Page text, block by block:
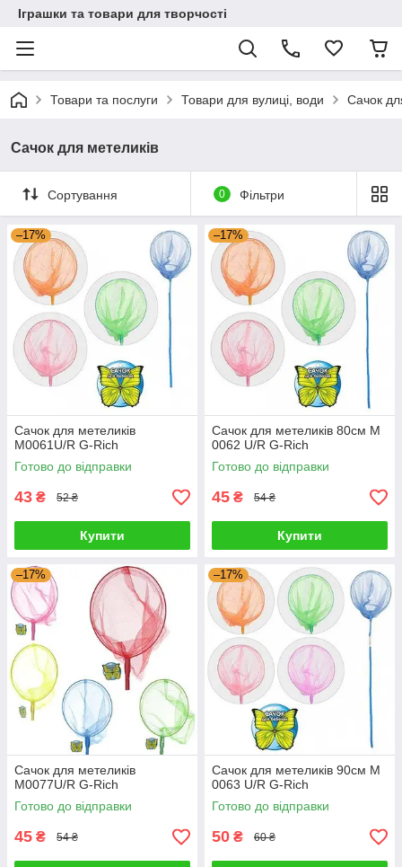
Іграшки та товари для творчості
Товари та послуги Товари для вулиці, води Сачок
Сачок для метеликів
Сортування 0 Фільтри
–17%
Сачок для метеликів
M0061U/R G-Rich
Готово до відправки
43 ₴ 52 ₴
Купити
–17%
Сачок для метеликів 80см M
0062 U/R G-Rich
Готово до відправки
45 ₴ 54 ₴
Купити
–17%
Сачок для метеликів
M0077U/R G-Rich
Готово до відправки
45 ₴ 54 ₴
–17%
Сачок для метеликів 90см M
0063 U/R G-Rich
Готово до відправки
50 ₴ 60 ₴